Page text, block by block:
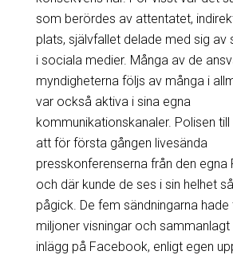
som berördes av attentatet,
plats, självfallet delade med sig av
i sociala medier. Många av de
myndigheterna följs av många i
var också aktiva i sina egna
kommunikationskanaler. Polisen
att för första gången livesända
presskonferenserna från den
och där kunde de ses i sin helhet
pågick. De fem sändningarna hade
miljoner visningar och
inlägg på Facebook, enligt egen